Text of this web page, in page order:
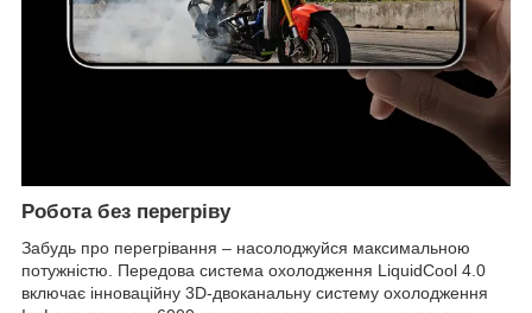
Робота без перегріву
Забудь про перегрівання – насолоджуйся максимальною
потужністю. Передова система охолодження LiquidCool 4.0
включає інноваційну 3D-двоканальну систему охолодження